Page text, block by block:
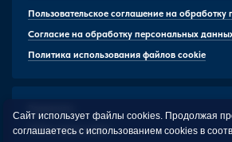
Пользовательское соглашение на
Согласие на обработку персональных
Политика использования файлов cookie
Реквизиты
HTML-карта сайта
Сайт использует файлы cookies. Продолжая
соглашаетесь с использованием cookies в